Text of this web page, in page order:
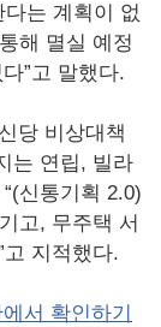
는 계획이 없
해 멸실 예정
”고 말했다.
당 비상대책
는 연립, 빌라
신통기획 2.0)
고, 무주택 서
지적했다.
서 확인하기